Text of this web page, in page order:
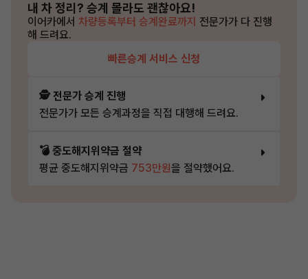
내 차 정리? 승계 몰라도 괜찮아요!
이어카에서 차량등록부터 승계완료까지 전문가가 다 진행
해 드려요.
빠른승계 서비스 신청
🕵️ 전문가 승계 진행
전문가가 모든 승계과정을 직접 대행해 드려요.
💣 중도해지위약금 절약
평균 중도해지위약금 753만원을 절약했어요.